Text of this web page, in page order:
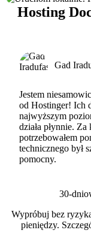
Hosting
Gad
Jestem
od Hostinger! Ich
najwyższym
działa płynnie.
potrzebowałem
technicznego był
pomocny.
30-
Wypróbuj bez
pieniędzy.